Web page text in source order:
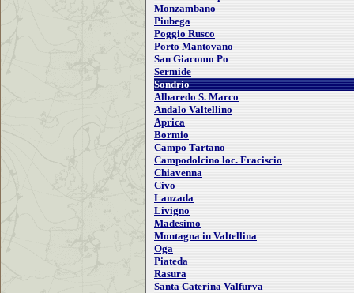
Monzambano
Piubega
Poggio Rusco
Porto Mantovano
San Giacomo Po
Sermide
Sondrio
Albaredo S. Marco
Andalo Valtellino
Aprica
Bormio
Campo Tartano
Campodolcino loc. Fraciscio
Chiavenna
Civo
Lanzada
Livigno
Madesimo
Montagna in Valtellina
Oga
Piateda
Rasura
Santa Caterina Valfurva